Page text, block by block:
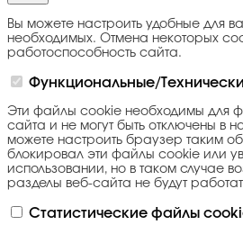
Вы можете настроить удобные для
необходимых. Отмена некоторых
работоспособность сайта.
Функциональные/
Эти файлы cookie необходимы для
сайта и не могут быть отключены в
можете настроить браузер таким
блокировал эти файлы cookie или
использовании, но в таком случае
разделы веб-сайта не будут
Статистические файлы